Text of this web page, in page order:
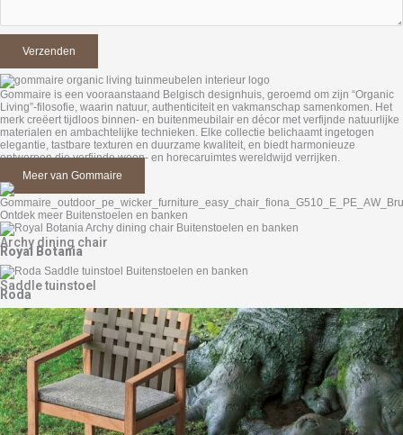
Gommaire is een vooraanstaand Belgisch designhuis, geroemd om zijn “Organic
Living”-filosofie, waarin natuur, authenticiteit en vakmanschap samenkomen. Het
merk creëert tijdloos binnen- en buitenmeubilair en décor met verfijnde natuurlijke
materialen en ambachtelijke technieken. Elke collectie belichaamt ingetogen
elegantie, tastbare texturen en duurzame kwaliteit, en biedt harmonieuze
ontwerpen die verfijnde woon- en horecaruimtes wereldwijd verrijken.
Meer van Gommaire
Ontdek meer Buitenstoelen en banken
Archy dining chair
Royal Botania
Saddle tuinstoel
Roda